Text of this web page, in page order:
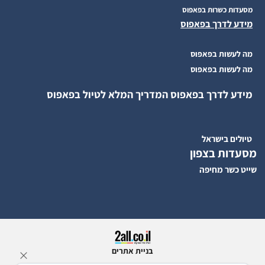
מסעדות כשרות בפאפוס
מידע לדרך בפאפוס
מה לעשות בפאפוס
מה לעשות בפאפוס
מידע לדרך בפאפוס המדריך המלא לטיול בפאפוס
טיולים בישראל
מסעדות בצפון
שייט כשר מחיפה
בניית אתרים